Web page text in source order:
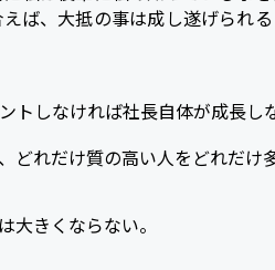
ば、大抵の事は成し遂げられ
しなければ社長自体が成長し
れだけ質の高い人をどれだけ
大きくならない。